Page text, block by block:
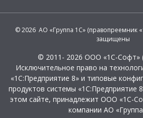
© 2026 АО «Группа 1С» (правопреемник
защищены
© 2011- 2026 ООО «1С-Софт»
Исключительное право на
«1С:Предприятие 8» и типовые
продуктов системы «1С:Предприятие
этом сайте, принадлежит ООО «1С-
компании АО